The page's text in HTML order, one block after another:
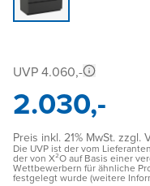
UVP 4.060,-
2.030,-
Preis inkl. 21% MwSt. zzgl.
Die UVP ist der vom
der von X²O auf Basis einer
Wettbewerbern für ähnliche
festgelegt wurde (weitere